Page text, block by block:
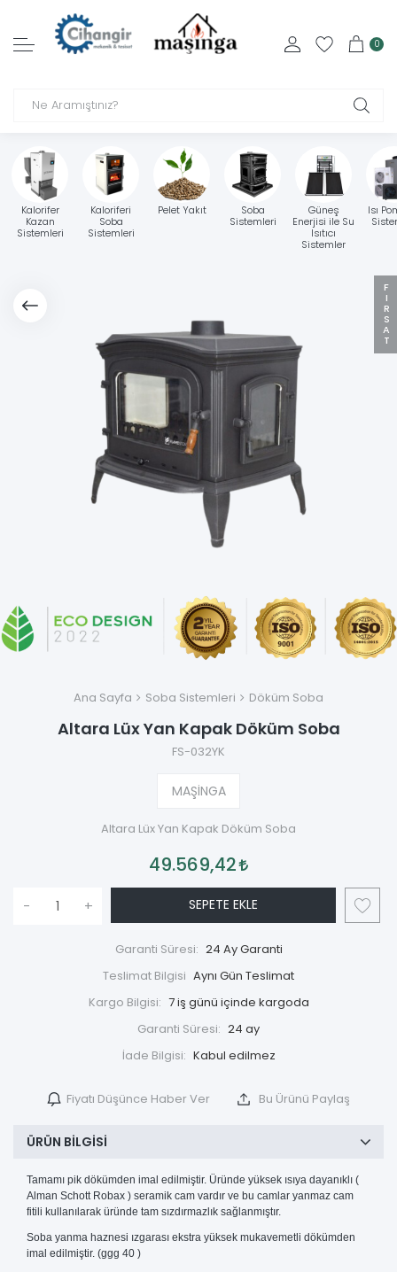
0
Kalorifer
Kazan
Sistemleri
Kaloriferi
Soba
Sistemleri
Pelet Yakıt
Soba
Sistemleri
Güneş
Enerjisi ile Su
Isıtıcı
Sistemler
Isı
FIRSAT
Ana Sayfa Soba Sistemleri Döküm Soba
Altara Lüx Yan Kapak Döküm Soba
FS-032YK
MAŞİNGA
Altara Lüx Yan Kapak Döküm Soba
49.569,42
- + SEPETE EKLE
Garanti Süresi: 24 Ay Garanti
Teslimat Bilgisi Aynı Gün Teslimat
Kargo Bilgisi: 7 iş günü içinde kargoda
Garanti Süresi: 24 ay
İade Bilgisi:
Fiyatı Düşünce Haber Ver Bu Ürünü Paylaş
ÜRÜN BILGISI
Tamamı pik dökümden imal edilmiştir. Üründe yüksek ısıya dayanıklı (
Alman Schott Robax ) seramik cam vardır ve bu camlar yanmaz cam
fitili kullanılarak üründe tam sızdırmazlık sağlanmıştır.
Soba yanma haznesi ızgarası ekstra yüksek mukavemetli dökümden
imal edilmiştir. (ggg 40 )